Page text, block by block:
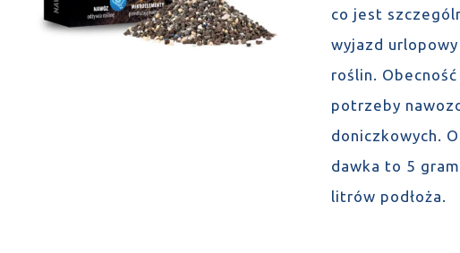
co jest
wyjazd
roślin.
potrzeby
doniczkowych.
dawka to 5
litrów podłoża.